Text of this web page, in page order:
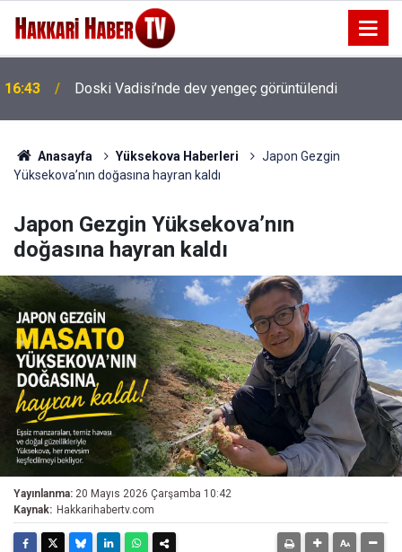
16:04 Merzan’da 4 günlük asfalt çalışması sona erdi
Anasayfa Yüksekova Haberleri
Japon Gezgin
Yüksekova’nın doğasına hayran kaldı
Japon Gezgin Yüksekova’nın
doğasına hayran kaldı
Yayınlanma: 20 Mayıs 2026 Çarşamba 10:42
Kaynak: Hakkarihabertv.com